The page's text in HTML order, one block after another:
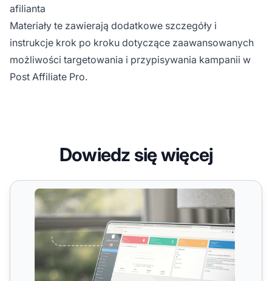
afilianta
Materiały te zawierają dodatkowe szczegóły i
instrukcje krok po kroku dotyczące zaawansowanych
możliwości targetowania i przypisywania kampanii w
Post Affiliate Pro.
Dowiedz się więcej
Prywatne kampanie